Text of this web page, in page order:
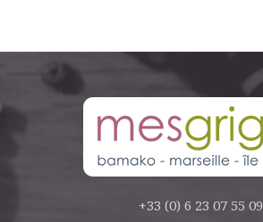
+33 (0) 6 23 07 55 09